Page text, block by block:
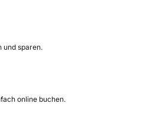
und sparen.
online buchen.